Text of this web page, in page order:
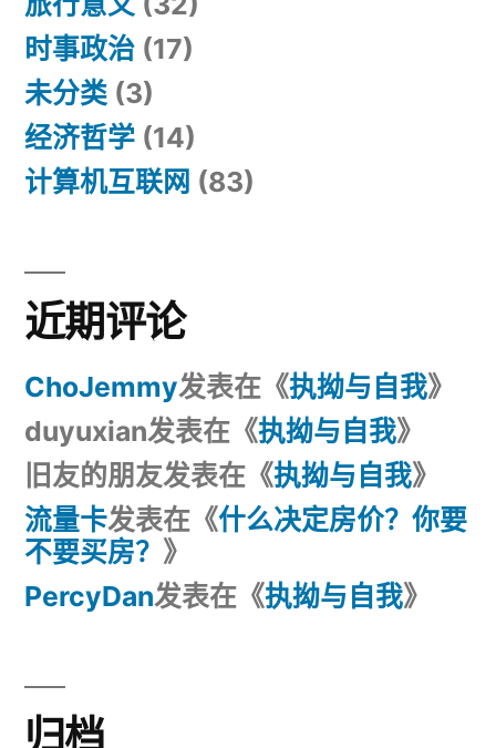
时事政治 (17)
未分类(3)
经济哲学 (14)
计算机互联网 (83)
近期评论
ChoJemmy发表在《执拗与自我》
duyuxian发表在《执拗与自我》
旧友的朋友发表在《执拗与自我》
流量卡发表在《什么决定房价？你要
不要买房？ 》
PercyDan发表在《执拗与自我》
归档